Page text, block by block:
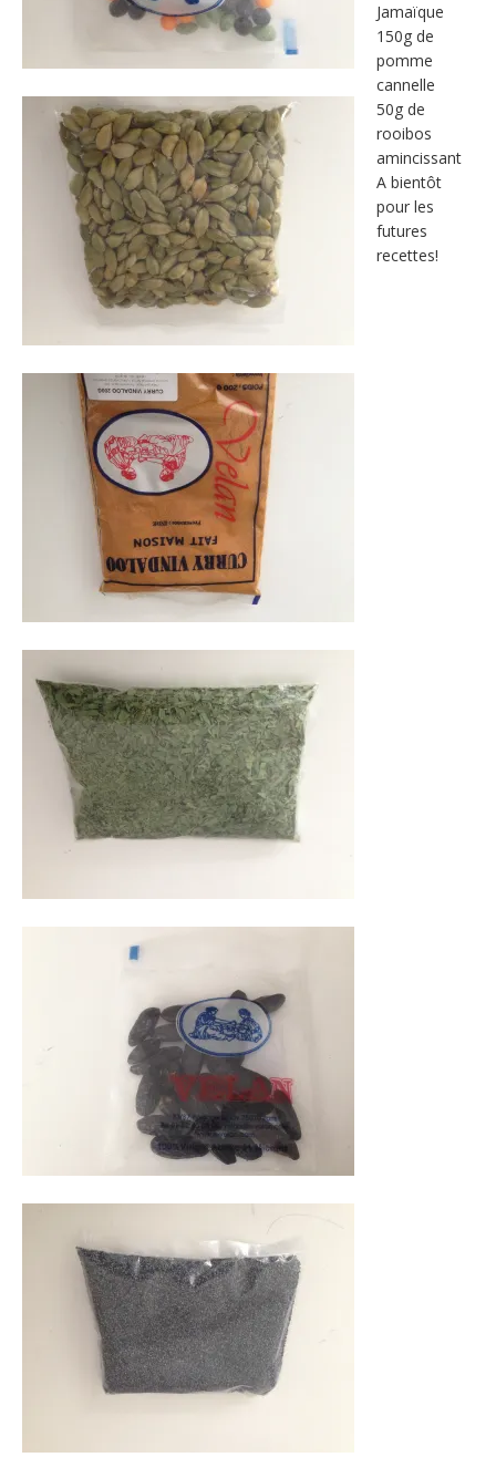
Jamaïque
150g de
pomme
cannelle
50g de
rooibos
amincissant
A bientôt
pour les
futures
recettes!